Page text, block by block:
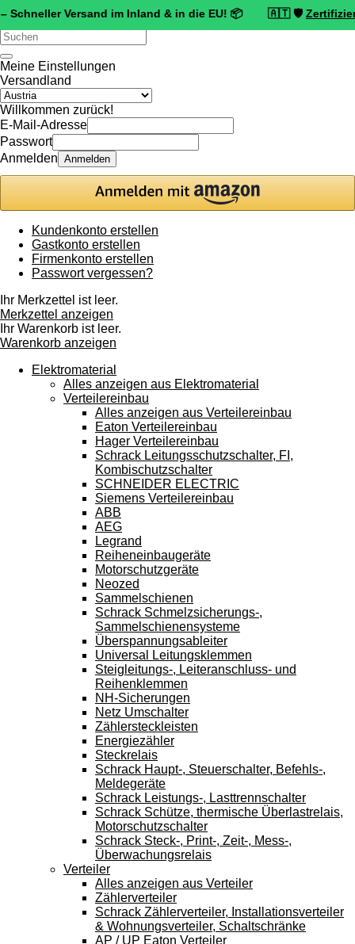
Versand im Inland & in die EU! 📦 🇦🇹 🛡️ Zertifizierter
Verwende
die
oben
und
unten,
um
das
Ergebnis
auszuwählen.
Eingabetaste,
zum
ausgewählten
können
Touch-
und
Streichgesten
verwenden.
Meine Einstellungen
Versandland
Willkommen zurück!
E-Mail-Adresse
Passwort
Anmelden Anmelden
Kundenkonto erstellen
Gastkonto erstellen
Firmenkonto erstellen
Passwort vergessen?
Ihr Merkzettel ist leer.
Merkzettel anzeigen
Ihr Warenkorb ist leer.
Warenkorb anzeigen
Elektromaterial
Alles anzeigen aus Elektromaterial
Verteilereinbau
Alles anzeigen aus Verteilereinbau
Eaton Verteilereinbau
Hager Verteilereinbau
Schrack Leitungsschutzschalter, FI,
Kombischutzschalter
SCHNEIDER ELECTRIC
Siemens Verteilereinbau
ABB
AEG
Legrand
Reiheneinbaugeräte
Motorschutzgeräte
Neozed
Sammelschienen
Schrack Schmelzsicherungs-,
Sammelschienensysteme
Überspannungsableiter
Universal Leitungsklemmen
Steigleitungs-, Leiteranschluss- und
Reihenklemmen
NH-Sicherungen
Netz Umschalter
Zählersteckleisten
Energiezähler
Steckrelais
Schrack Haupt-, Steuerschalter, Befehls-,
Meldegeräte
Schrack Leistungs-, Lasttrennschalter
Schrack Schütze, thermische Überlastrelais,
Motorschutzschalter
Schrack Steck-, Print-, Zeit-, Mess-,
Überwachungsrelais
Verteiler
Alles anzeigen aus Verteiler
Zählerverteiler
Schrack Zählerverteiler, Installationsverteiler
& Wohnungsverteiler, Schaltschränke
AP / UP Eaton Verteiler